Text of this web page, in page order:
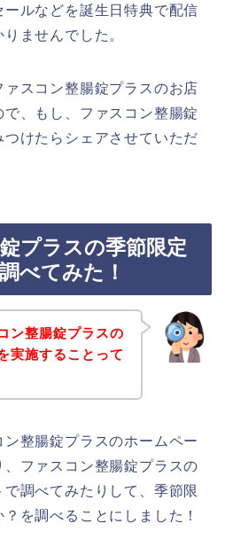
ルなどを誕生日特典で配信
ませんでした。
スコン整腸錠プラスのお店
、もし、ファスコン整腸錠
けたらシェアさせていただ
プラスの季節限定
べてみた！
ン整腸錠プラスの
実施することって
整腸錠プラスのホームペー
ファスコン整腸錠プラスの
調べてみたりして、季節限
を調べることにしました！